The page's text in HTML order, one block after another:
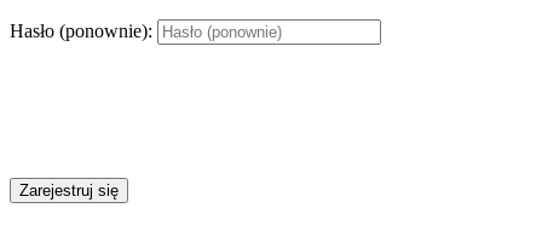
Hasło (ponownie):
Zarejestruj się